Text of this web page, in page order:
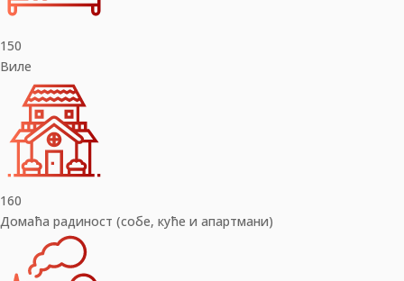
150
Виле
160
Домаћа радиност (собе, куће и апартмани)